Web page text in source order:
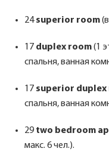
24superior room
17 duplex room(1
спальня, ванная
17 superior duplex
спальня, ванная
29 two bedroom
макс. 6 чел.).